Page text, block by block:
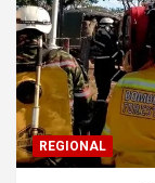
REGIONAL